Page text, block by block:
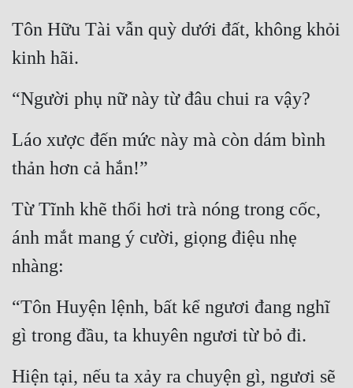
Cổ Đại
Du Hí
Dị Năng
Góc Nhìn Nam
Góc Nhìn Nữ
Huyền Huyễn
Huyền Nghi
Huyền Ảo
Hài Hước
Tôn Hữu Tài vẫn quỳ dưới đất, không khỏi
kinh hãi.
“Người phụ nữ này từ đâu chui ra vậy?
Láo xược đến mức này mà còn dám bình
thản hơn cả hắn!”
Từ Tĩnh khẽ thổi hơi trà nóng trong cốc,
ánh mắt mang ý cười, giọng điệu nhẹ
nhàng:
“Tôn Huyện lệnh, bất kể ngươi đang nghĩ
gì trong đầu, ta khuyên ngươi từ bỏ đi.
Hiện tại, nếu ta xảy ra chuyện gì, ngươi sẽ